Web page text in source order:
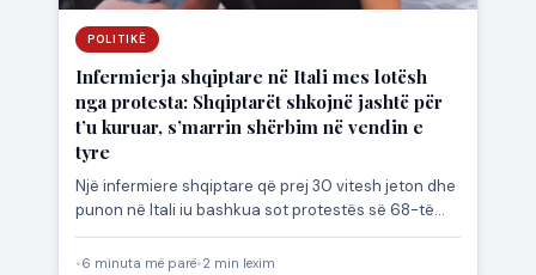
POLITIKË
Infermierja shqiptare në Itali mes lotësh
nga protesta: Shqiptarët shkojnë jashtë për
t’u kuruar, s’marrin shërbim në vendin e
tyre
Një infermiere shqiptare që prej 30 vitesh jeton dhe
punon në Itali iu bashkua sot protestës së 68-të…
•6 minuta më parë•2 min lexim